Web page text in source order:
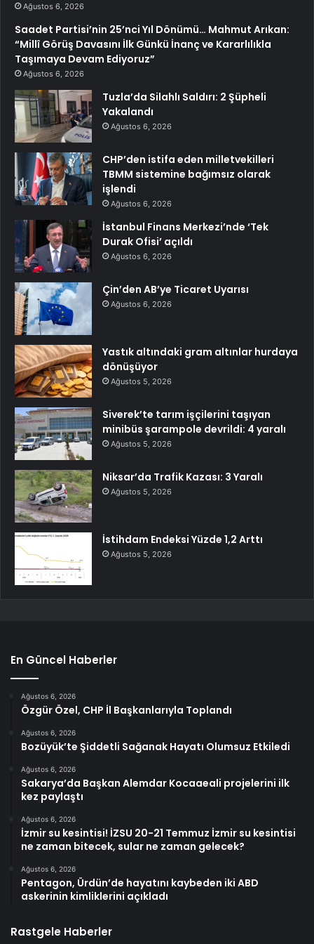
Ağustos 6, 2026
Saadet Partisi’nin 25’nci Yıl Dönümü… Mahmut Arıkan:
“Millî Görüş Davasını İlk Günkü İnanç ve Kararlılıkla
Taşımaya Devam Ediyoruz”
Ağustos 6, 2026
Tuzla’da Silahlı Saldırı: 2 Şüpheli
Yakalandı
Ağustos 6, 2026
CHP’den istifa eden milletvekilleri
TBMM sistemine bağımsız olarak
işlendi
Ağustos 6, 2026
İstanbul Finans Merkezi’nde ‘Tek
Durak Ofisi’ açıldı
Ağustos 6, 2026
Çin’den AB’ye Ticaret Uyarısı
Ağustos 6, 2026
Yastık altındaki gram altınlar hurdaya
dönüşüyor
Ağustos 5, 2026
Siverek’te tarım işçilerini taşıyan
minibüs şarampole devrildi: 4 yaralı
Ağustos 5, 2026
Niksar’da Trafik Kazası: 3 Yaralı
Ağustos 5, 2026
İstihdam Endeksi Yüzde 1,2 Arttı
Ağustos 5, 2026
En Güncel Haberler
Ağustos 6, 2026
Özgür Özel, CHP İl Başkanlarıyla Toplandı
Ağustos 6, 2026
Bozüyük’te Şiddetli Sağanak Hayatı Olumsuz Etkiledi
Ağustos 6, 2026
Sakarya’da Başkan Alemdar Kocaaeali projelerini ilk
kez paylaştı
Ağustos 6, 2026
İzmir su kesintisi! İZSU 20-21 Temmuz İzmir su kesintisi
ne zaman bitecek, sular ne zaman gelecek?
Ağustos 6, 2026
Pentagon, Ürdün’de hayatını kaybeden iki ABD
askerinin kimliklerini açıkladı
Rastgele Haberler